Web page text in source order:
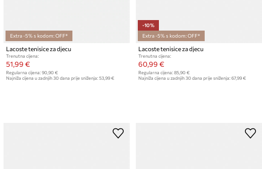
Extra -5% s kodom: OFF*
Lacoste tenisice za djecu
Trenutna cijena:
51,99 €
Regularna cijena: 90,90 €
Najniža cijena u zadnjih 30 dana prije sniženja: 53,99 €
-10%
Extra -5% s kodom: OFF*
Lacoste tenisice za djecu
Trenutna cijena:
60,99 €
Regularna cijena: 85,90 €
Najniža cijena u zadnjih 30 dana prije sniženja: 67,99 €